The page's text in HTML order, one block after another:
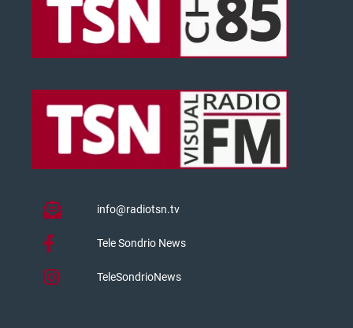
info@radiotsn.tv
Tele Sondrio News
TeleSondrioNews